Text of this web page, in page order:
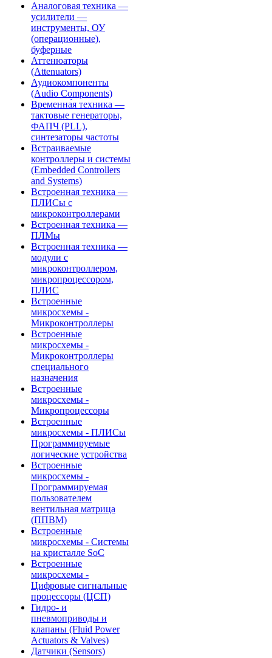
Аналоговая техника —
усилители —
инструменты, ОУ
(операционные),
буферные
Аттенюаторы
(Attenuators)
Аудиокомпоненты
(Audio Components)
Временна́я техника —
тактовые генераторы,
ФАПЧ (PLL),
синтезаторы частоты
Встраиваемые
контроллеры и системы
(Embedded Controllers
and Systems)
Встроенная техника —
ПЛИСы с
микроконтроллерами
Встроенная техника —
ПЛМы
Встроенная техника —
модули с
микроконтроллером,
микропроцессором,
ПЛИС
Встроенные
микросхемы -
Микроконтроллеры
Встроенные
микросхемы -
Микроконтроллеры
специального
назначения
Встроенные
микросхемы -
Микропроцессоры
Встроенные
микросхемы - ПЛИСы
Программируемые
логические устройства
Встроенные
микросхемы -
Программируемая
пользователем
вентильная матрица
(ППВМ)
Встроенные
микросхемы - Системы
на кристалле SoC
Встроенные
микросхемы -
Цифровые сигнальные
процессоры (ЦСП)
Гидро- и
пневмоприводы и
клапаны (Fluid Power
Actuators & Valves)
Датчики (Sensors)